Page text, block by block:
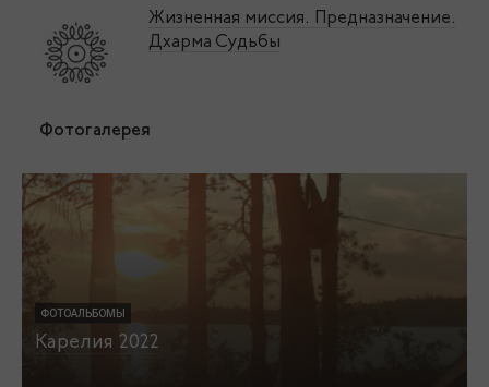
Жизненная миссия. Предназначение.
Дхарма Судьбы
Фотогалерея
ФОТОАЛЬБОМЫ
Карелия 2022